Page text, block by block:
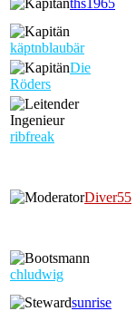
käptnblaubär
Die
Röders
ribfreak
Diver55
chludwig
sunrise